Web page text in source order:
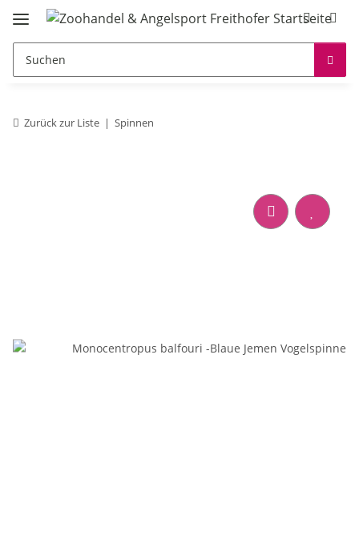
Zurück zur Liste Spinnen